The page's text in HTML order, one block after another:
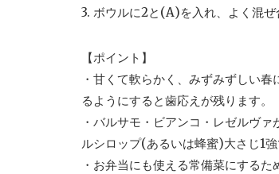
3. ボウルに2と(A)を入れ、よく混ぜ
【ポイント】
・甘くて軟らかく、みずみずしい
るようにすると歯応えが残ります。
・バルサモ・ビアンコ・レゼルヴ
ルシロップ(あるいは蜂蜜)大さじ1強
・お弁当にも使える常備菜にする